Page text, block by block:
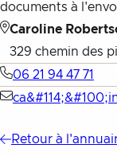
documents à
Caroline
329 chemin des
06 21 94 47 71
Retour à